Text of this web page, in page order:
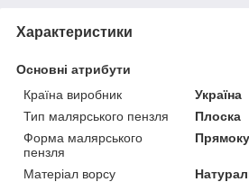
Характеристики
Основні атрибути
Країна виробник
Україна
Тип малярського пензля
Плоска
Форма малярського
пензля
Матеріал ворсу